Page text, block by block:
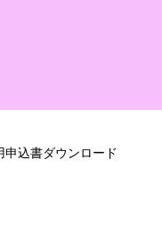
申込書ダウンロード